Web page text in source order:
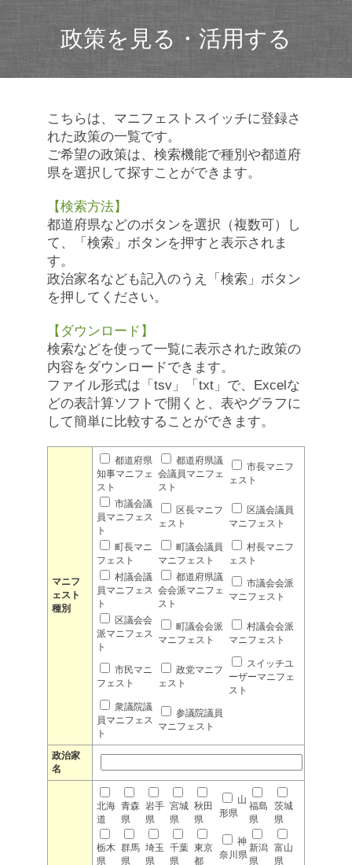
政策を見る・活用する
こちらは、マニフェストスイッチに登録さ
れた政策の一覧です。
ご希望の政策は、検索機能で種別や都道府
県を選択して探すことができます。
【検索方法】
都道府県などのボタンを選択（複数可）し
て、「検索」ボタンを押すと表示されま
す。
政治家名なども記入のうえ「検索」ボタン
を押してください。
【ダウンロード】
検索などを使って一覧に表示された政策の
内容をダウンロードできます。
ファイル形式は「tsv」「txt」で、Excelな
どの表計算ソフトで開くと、表やグラフに
して簡単に比較することができます。
マニフ
ェスト
種別
都道府県
知事マニフェ
スト
都道府県議
会議員マニフェ
スト
市長マニフ
ェスト
市議会議
員マニフェス
ト
区長マニフ
ェスト
区議会議員
マニフェスト
町長マニ
フェスト
町議会議員
マニフェスト
村長マニフ
ェスト
村議会議
員マニフェス
ト
都道府県議
会会派マニフェ
スト
市議会会派
マニフェスト
区議会会
派マニフェス
ト
町議会会派
マニフェスト
村議会会派
マニフェスト
市民マニ
フェスト
政党マニフ
ェスト
スイッチユ
ーザーマニフェ
スト
衆議院議
員マニフェス
ト
参議院議員
マニフェスト
政治家
名
北海
道
青森
県
岩手
県
宮城
県
秋田
県
山
形県
福島
県
茨城
県
栃木
県
群馬
県
埼玉
県
千葉
県
東京
都
神
奈川県
新潟
県
富山
県